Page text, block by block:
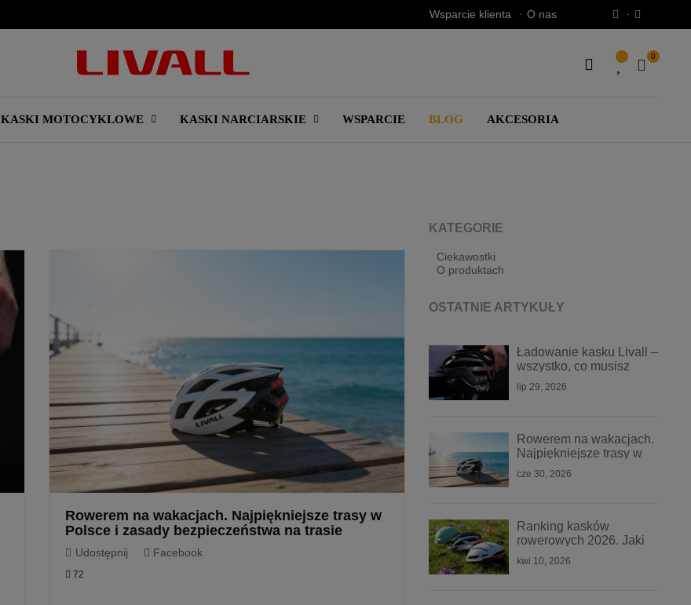
Wsparcie klienta O nas
0
KASKI MOTOCYKLOWE KASKI NARCIARSKIE WSPARCIE BLOG AKCESORIA
Rowerem na wakacjach. Najpiękniejsze trasy w
Polsce i zasady bezpieczeństwa na trasie
Udostępnij Facebook
72
KATEGORIE
Ciekawostki
O produktach
OSTATNIE ARTYKUŁY
Ładowanie kasku Livall –
wszystko, co musisz
wiedzieć
lip 29, 2026
Rowerem na wakacjach.
Najpiękniejsze trasy w
Polsce i zasady
bezpieczeństwa na trasie
cze 30, 2026
Ranking kasków
rowerowych 2026. Jaki
kask Livall wybrać?
kwi 10, 2026